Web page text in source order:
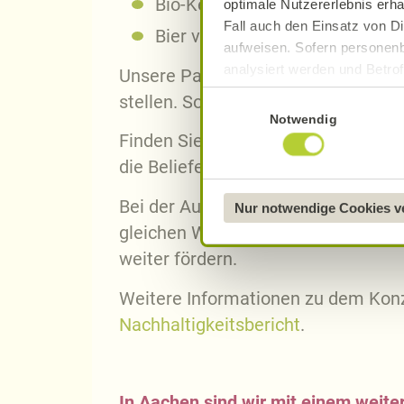
optimale Nutzererlebnis
Fall auch den Einsatz von
aufweisen. Sofern
analysiert werden und
Datenverarbeitung und -
Datenschutzerklärung
Näheres über uns erfahren
Notwendig
Nur notwendige Cookies
Bier von Cramer aus der Eifel
Unsere Partner arbeiten streng
stellen. So garantieren wir Ihnen
Finden Sie
Portraits vieler
die Belieferung unserer Bäckerei-
Bei der Auswahl unserer
gleichen Werten und Prinzipien
weiter fördern.
Weitere Informationen zu dem
Nachhaltigkeitsbericht.